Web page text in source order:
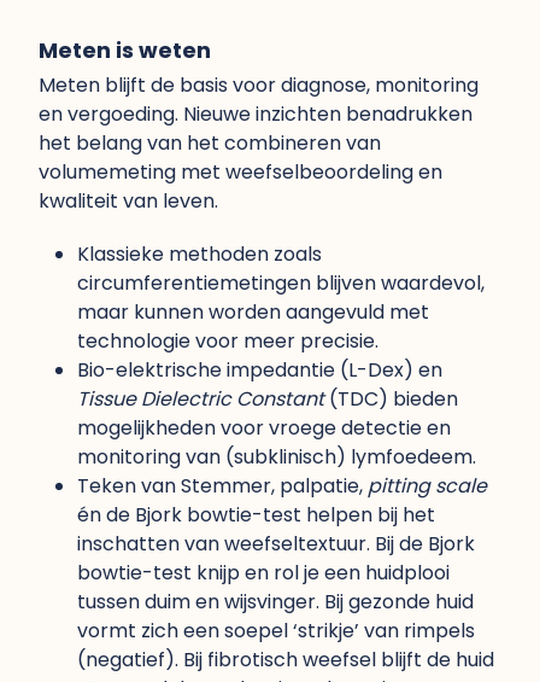
Meten is weten
Meten blijft de basis voor diagnose, monitoring
en vergoeding. Nieuwe inzichten benadrukken
het belang van het combineren van
volumemeting met weefselbeoordeling en
kwaliteit van leven.
Klassieke methoden zoals
circumferentiemetingen blijven waardevol,
maar kunnen worden aangevuld met
technologie voor meer precisie.
Bio-elektrische impedantie (L-Dex) en
Tissue Dielectric Constant(TDC) bieden
mogelijkheden voor vroege detectie en
monitoring van (subklinisch) lymfoedeem.
Teken van Stemmer, palpatie, pitting scale
én de Bjork bowtie-test helpen bij het
inschatten van weefseltextuur. Bij de Bjork
bowtie-test knijp en rol je een huidplooi
tussen duim en wijsvinger. Bij gezonde huid
vormt zich een soepel ‘strikje’ van rimpels
(negatief). Bij fibrotisch weefsel blijft de huid